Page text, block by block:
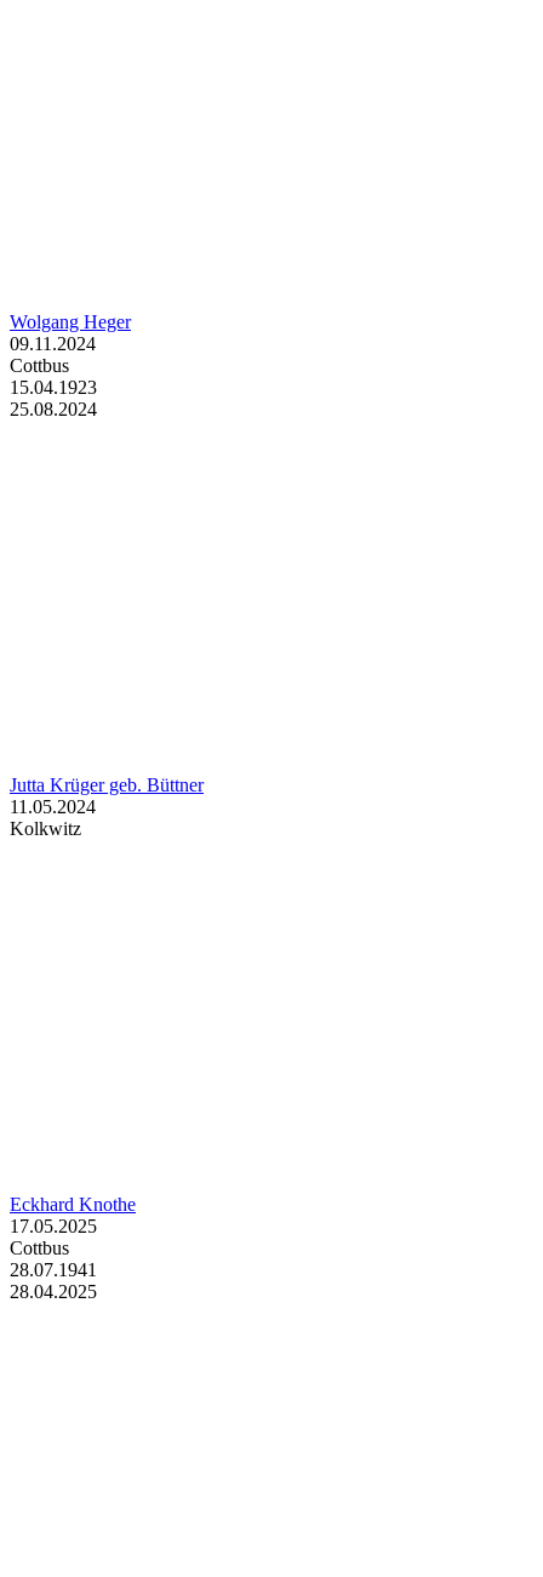
Wolgang Heger
09.11.2024
Cottbus
15.04.1923
25.08.2024
Jutta Krüger geb. Büttner
11.05.2024
Kolkwitz
Eckhard Knothe
17.05.2025
Cottbus
28.07.1941
28.04.2025